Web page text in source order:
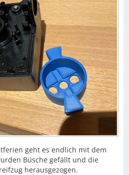
geht es endlich mit dem
Büsche gefällt und die
herausgezogen.